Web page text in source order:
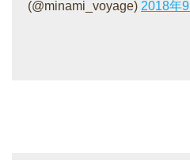
(@minami_voyage) 2018年